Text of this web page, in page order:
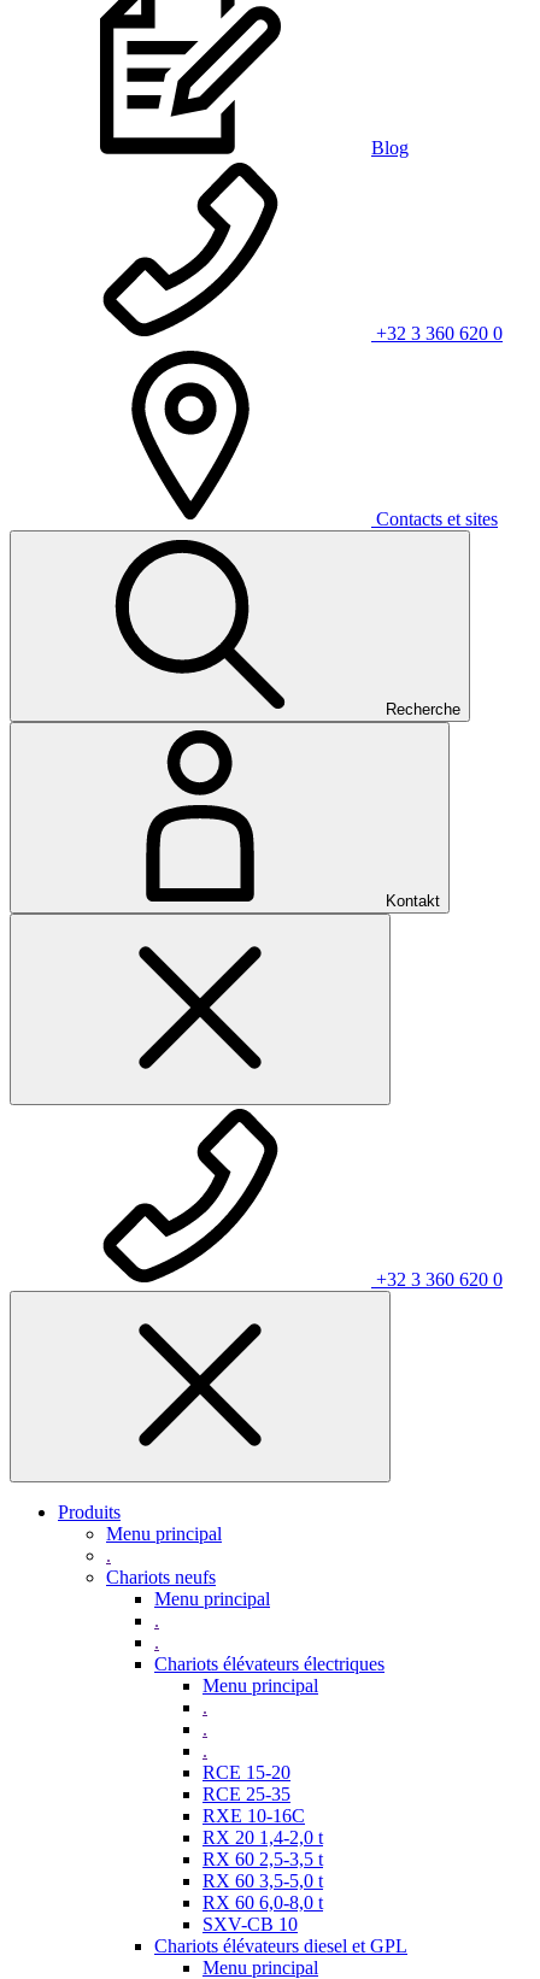
Blog
+32 3 360 620 0
Contacts et sites
Recherche
Kontakt
+32 3 360 620 0
Produits
Menu principal
.
Chariots neufs
Menu principal
.
.
Chariots élévateurs électriques
Menu principal
.
.
.
RCE 15-20
RCE 25-35
RXE 10-16C
RX 20 1,4-2,0 t
RX 60 2,5-3,5 t
RX 60 3,5-5,0 t
RX 60 6,0-8,0 t
SXV-CB 10
Chariots élévateurs diesel et GPL
Menu principal